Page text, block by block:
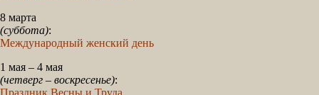
8 марта
(суббота):
Международный женский день
1 мая – 4 мая
(четверг – воскресенье):
Праздник Весны и Труда